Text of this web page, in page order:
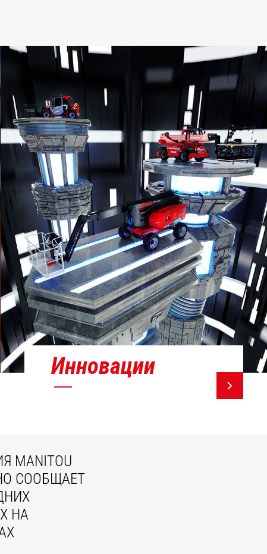
Инновации
MANITOU
СООБЩАЕТ
НА